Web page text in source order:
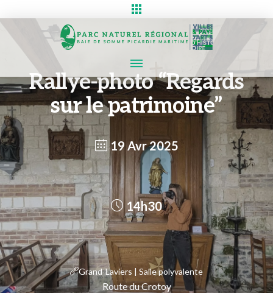
Rallye-photo “Regards
sur le patrimoine”
19 Avr 2025
14h30
Grand-Laviers | Salle polyvalente
Route du Crotoy